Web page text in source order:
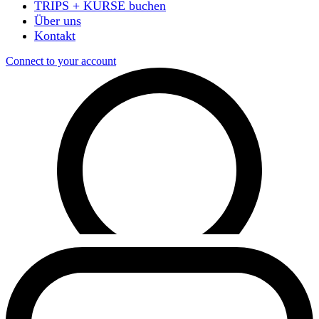
TRIPS + KURSE buchen
Über uns
Kontakt
Connect to your account